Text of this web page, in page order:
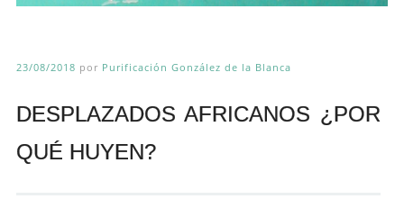
23/08/2018 por Purificación González de la Blanca
DESPLAZADOS AFRICANOS ¿POR
QUÉ HUYEN?